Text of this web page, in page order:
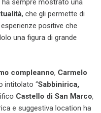
ha sempre mostrato una
, che gli permette di
positive che
una figura di grande
compleanno, Carmelo
intitolato “Sabbinirica,
Castello di San Marco,
e suggestiva location ha